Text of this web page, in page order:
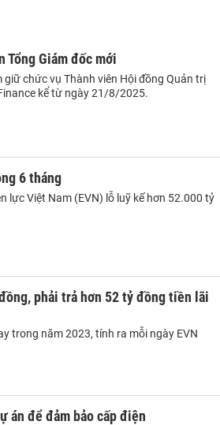
Tổng Giám đốc mới
chức vụ Thành viên Hội đồng Quản trị
kể từ ngày 21/8/2025.
6 tháng
lực Việt Nam (EVN) lỗ luỹ kế hơn 52.000 tỷ
phải trả hơn 52 tỷ đồng tiền lãi
trong năm 2023, tính ra mỗi ngày EVN
án để đảm bảo cấp điện